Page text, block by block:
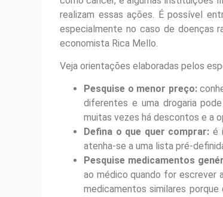
realizam essas ações. É possível
especialmente no caso de doenças
economista Rica Mello.
Veja orientações elaboradas pelos
Pesquise o menor preço:
diferentes e uma drogaria
muitas vezes há descontos e a
Defina o que quer comprar: é
atenha-se a uma lista pré-
Pesquise medicamentos
ao médico quando for escrever
medicamentos similares